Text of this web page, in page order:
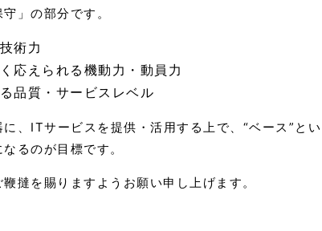
」の部分です。
術力
応えられる機動力・動員力
品質・サービスレベル
、ITサービスを提供・活用する上で、“ベース”とい
るのが目標です。
撻を賜りますようお願い申し上げます。